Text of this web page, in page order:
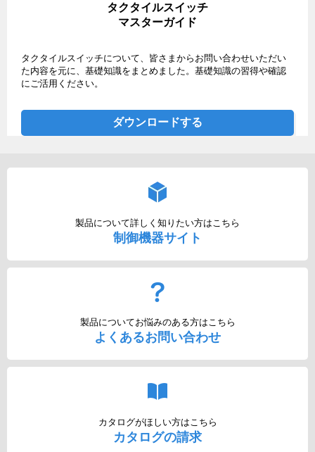
タクタイルスイッチ
マスターガイド
タクタイルスイッチについて、皆さまからお問い合わせいただい
た内容を元に、基礎知識をまとめました。基礎知識の習得や確認
にご活用ください。
ダウンロードする
製品について詳しく知りたい方はこちら
制御機器サイト
製品についてお悩みのある方はこちら
よくあるお問い合わせ
カタログがほしい方はこちら
カタログの請求